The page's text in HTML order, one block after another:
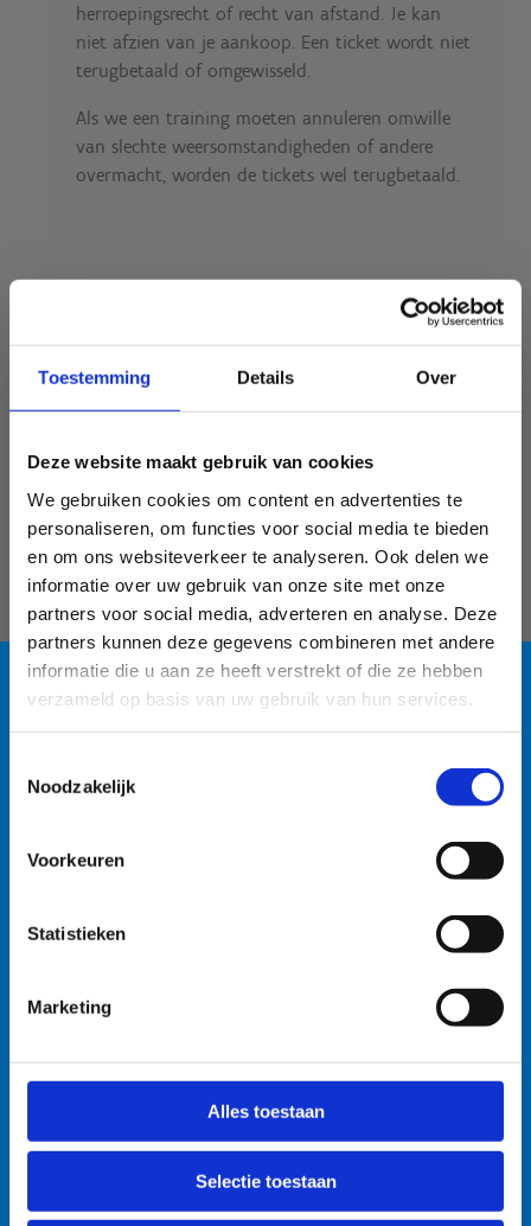
Toestemming Details Over
Deze website maakt gebruik van cookies
We gebruiken cookies om content en advertenties te
personaliseren, om functies voor social media te bieden
en om ons websiteverkeer te analyseren. Ook delen we
informatie over uw gebruik van onze site met onze
partners voor social media, adverteren en analyse. Deze
partners kunnen deze gegevens combineren met andere
informatie die u aan ze heeft verstrekt of die ze hebben
verzameld op basis van uw gebruik van hun services.
Noodzakelijk
Voorkeuren
Statistieken
Marketing
Alles toestaan
Selectie toestaan
watersportbaan
🚫 Helaas is er blauwalg vastgesteld in onze
watersportbaan. Dit betekent dat er vanaf nu een
recreatieverbod geldt. 🛶 Roeien, kajakken en zeilen
wordt afgeraden, maar kunnen mits volgende
na elke training. • Boten goed afspoelen na elke
training. • Niet in de drijflaag varen. • Niet voor
personen met een zwakke gezondheid. Voor de
voorzien. Bedankt voor jullie begrip! 💙
Lees meer over de alternatieve zwemlocatie
herroepingsrecht of recht van afstand. Je kan
niet afzien van je aankoop. Een ticket wordt niet
terugbetaald of omgewisseld.
Als we een training moeten annuleren omwille
van slechte weersomstandigheden of andere
overmacht, worden de tickets wel terugbetaald.
openwaterzwemmen
Bereid jij je voor op je eerste triatlon? Kan je nog
wel wat tips en tricks gebruiken bij het
openwaterzwemmen?
Of ben je al wat meer gevorderd maar heb je nog
progressiemarge?
Volg dan onze lessenreeks
trainingen de belangrijkste tips om efficiënt in
ademhaling en draften aan bod.
lessenreeks is dat je al crawl kan zwemmen.